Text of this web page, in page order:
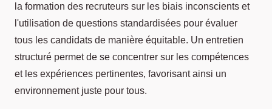
la formation des recruteurs sur les biais inconscients et
l'utilisation de questions standardisées pour évaluer
tous les candidats de manière équitable. Un entretien
structuré permet de se concentrer sur les compétences
et les expériences pertinentes, favorisant ainsi un
environnement juste pour tous.